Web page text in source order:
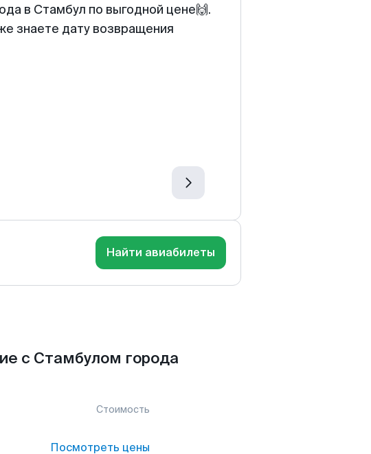
в Стамбул по выгодной цене🙌.
знаете дату возвращения
Найти авиабилеты
с Стамбулом города
Стоимость
Посмотреть цены